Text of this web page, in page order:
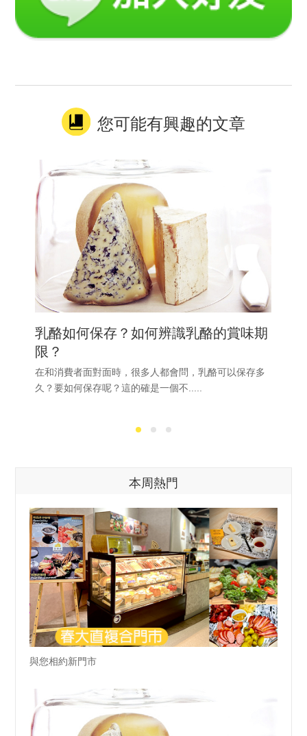
您可能有興趣的文章
乳酪如何保存？如何辨識乳酪的賞味期
限？
在和消費者面對面時，很多人都會問，乳酪可以保存多
久？要如何保存呢？這的確是一個不.....
本周熱門
與您相約新門市